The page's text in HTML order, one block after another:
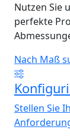
Nutzen Sie
perfekte
Nach Maß
Stellen Sie